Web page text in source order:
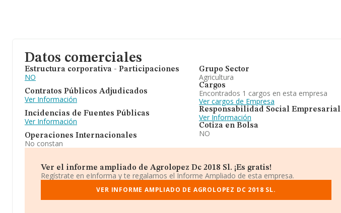
Datos comerciales
Estructura corporativa - Participaciones
NO
Contratos Públicos Adjudicados
Ver Información
Incidencias de Fuentes Públicas
Ver Información
Operaciones Internacionales
No constan
Grupo Sector
Agricultura
Cargos
Encontrados 1 cargos en esta empresa
Ver cargos de Empresa
Responsabilidad Social Empresarial
Ver Información
Cotiza en Bolsa
NO
Ver el informe ampliado de Agrolopez Dc 2018 Sl. ¡Es gratis!
Regístrate en eInforma y te regalamos el Informe Ampliado de esta empresa.
VER INFORME AMPLIADO DE AGROLOPEZ DC 2018 SL.